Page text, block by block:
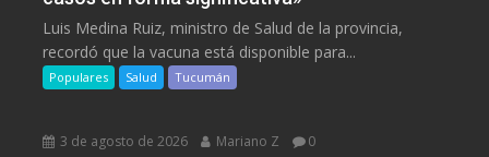
Luis Medina Ruiz, ministro de Salud de la provincia,
recordó que la vacuna está disponible para...
Populares Salud Tucumán
3 de agosto de 2026 Mariano Z 0